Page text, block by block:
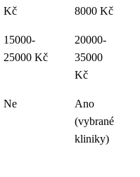
Kč
8000 Kč
15000-
25000 Kč
20000-
35000
Kč
Ne
Ano
(vybrané
kliniky)